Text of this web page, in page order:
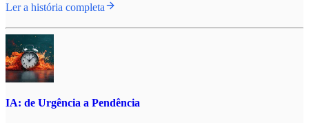
Ler a história completa
IA: de Urgência a Pendência